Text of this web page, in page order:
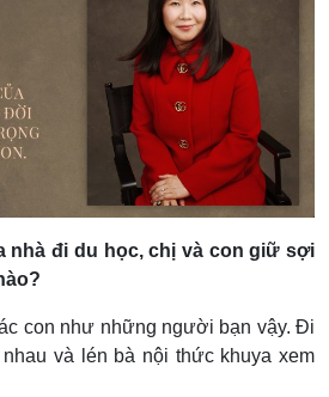
nhà đi du học, chị và con giữ sợi
con như những người bạn vậy. Đi
và lén bà nội thức khuya xem